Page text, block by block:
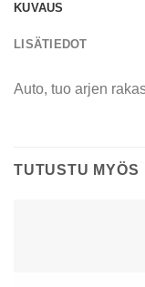
KUVAUS
LISÄTIEDOT
Auto, tuo arjen
TUTUSTU MYÖS